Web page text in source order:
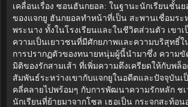
เคลื่อนเรื่อง ซอนฮันกยอล: ในฐานะนักเรียนชั้น
ของแจกยู ฮันกยอลทำหน้าที่เป็น สะพานเชื่อมระ
พระนาง ทั้งในโรงเรียนและในชีวิตส่วนตัว เขา
ความเป็นเยาวชนที่มีศักยภาพและความบริสุทธิ์ใ
การปรากฏตัวของทนายหนุ่มผู้นี้นำมาซึ่ง ความขั
มิติของรักสามเส้า ที่เพิ่มความตึงเครียดให้กับพล็อ
สัมพันธ์ระหว่างเขากับแจกยูในอดีตและปัจจุบันเ
คลี่คลายไปพร้อมๆ กับการพัฒนาความรักหลัก ชเ
นักเรียนที่ย้ายมาจากโซล เธอเป็น กระจกสะท้อ